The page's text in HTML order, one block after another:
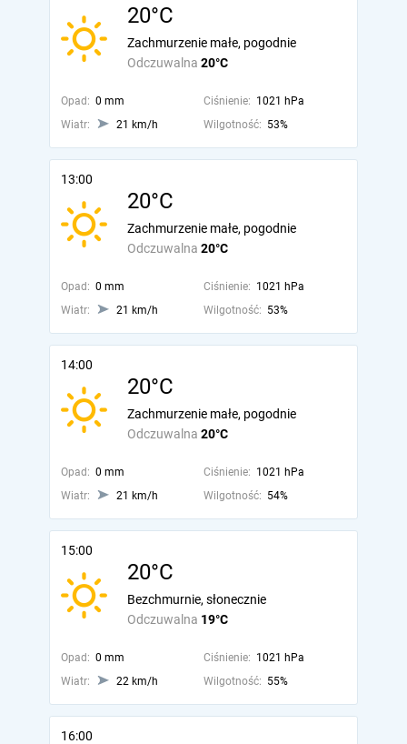
20°C
Odczuwalna 20°C
Zachmurzenie małe, pogodnie
Opad: 0 mm Ciśnienie: 1021 hPa
Wiatr:
21 km/h Wilgotność: 53%
13:00
20°C
Odczuwalna 20°C
Zachmurzenie małe, pogodnie
Opad: 0 mm Ciśnienie: 1021 hPa
Wiatr:
21 km/h Wilgotność: 53%
14:00
20°C
Odczuwalna 20°C
Zachmurzenie małe, pogodnie
Opad: 0 mm Ciśnienie: 1021 hPa
Wiatr:
21 km/h Wilgotność: 54%
15:00
20°C
Odczuwalna 19°C
Bezchmurnie, słonecznie
Opad: 0 mm Ciśnienie: 1021 hPa
Wiatr:
22 km/h Wilgotność: 55%
16:00